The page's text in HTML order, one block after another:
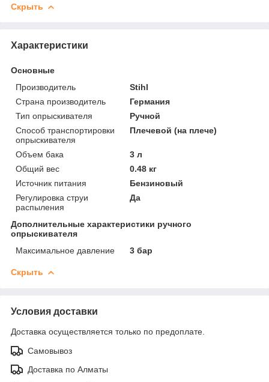
Скрыть
Характеристики
Основные
Производитель
Stihl
Страна производитель
Германия
Тип опрыскивателя
Ручной
Способ транспортировки
опрыскивателя
Плечевой (на плече)
Объем бака
3 л
Общий вес
0.48 кг
Источник питания
Бензиновый
Регулировка струи
распыления
Да
Дополнительные характеристики ручного
опрыскивателя
Максимальное давление
3 бар
Скрыть
Условия доставки
Доставка осуществляется только по предоплате.
Самовывоз
Доставка по Алматы